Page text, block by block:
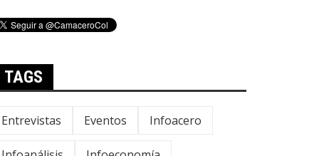
TAGS
Entrevistas Eventos Infoacero